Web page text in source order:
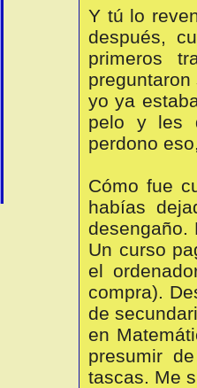
Y tú lo
después,
primeros
yo ya
pelo y les
perdono
Cómo fue
habías
Un curso
el
compra).
de
en
presumir
tascas. Me